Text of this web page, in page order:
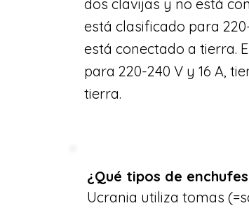
dos clavijas y no está
está clasificado para
está conectado a tierra.
para 220-240 V y 16 A,
tierra.
¿Qué tipos de
Ucrania utiliza tomas